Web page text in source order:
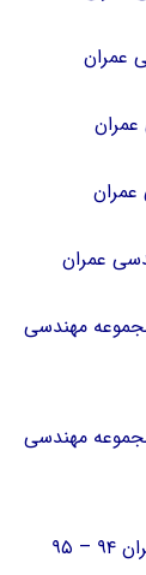
سوالات آزمون کارشناسی ارشد ۹۷ – ۹۶ مجموعه مهندسی
سوالات آزمون کارشناسی ارشد ۹۶ – ۹۵ مجموعه مهندسی
۹۵